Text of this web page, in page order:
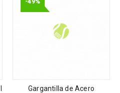
-49%
Gargantilla de Acero